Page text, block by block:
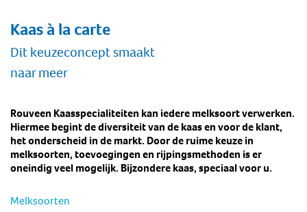
Kaas à la carte
Dit keuzeconcept smaakt
naar meer
Rouveen Kaasspecialiteiten kan iedere melksoort verwerken.
Hiermee begint de diversiteit van de kaas en voor de klant,
het onderscheid in de markt. Door de ruime keuze in
melksoorten, toevoegingen en rijpingsmethoden is er
oneindig veel mogelijk. Bijzondere kaas, speciaal voor u.
Melksoorten